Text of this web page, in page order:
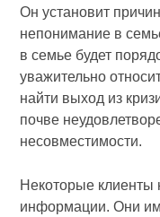
Он установит
непонимание в
в семье будет
уважительно
найти выход из
почве
несовместимости.
Некоторые клиенты
информации. Они